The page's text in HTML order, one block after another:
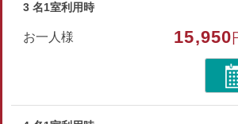
和室
バス/トイレ/禁煙/インターネットがで
3 名1室利用時
お一人様 15,950